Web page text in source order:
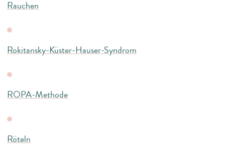
Rauchen
Rokitansky-Küster-Hauser-Syndrom
ROPA-Methode
Röteln